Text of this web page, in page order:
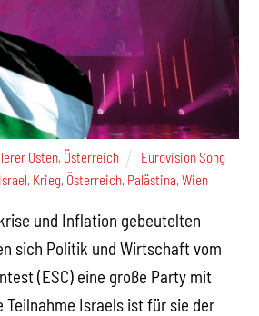
Osten, Österreich
Eurovision Song
Israel, Krieg, Österreich, Palästina,Wien
und Inflation gebeutelten
sich Politik und Wirtschaft vom
(ESC) eine große Party mit
Teilnahme Israels ist für sie der